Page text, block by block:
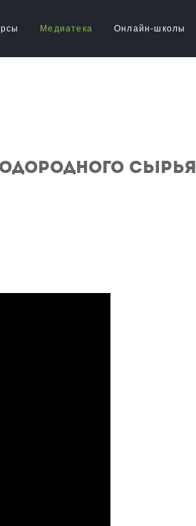
Медиатека Онлайн-школы
сырья